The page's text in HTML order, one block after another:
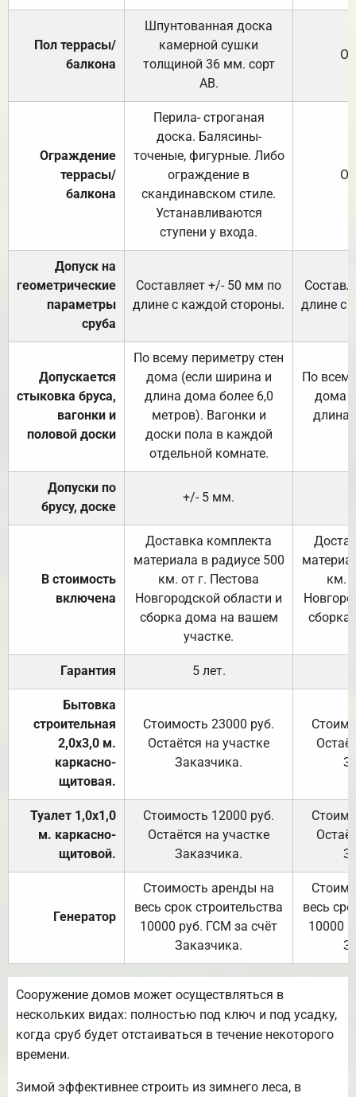
Пол террасы/
балкона
Шпунтованная доска
камерной сушки
толщиной 36 мм. сорт
АВ.
Ограждение
террасы/
балкона
Перила- строганая
доска. Балясины-
точеные, фигурные. Либо
ограждение в
скандинавском стиле.
Устанавливаются
ступени у входа.
Допуск на
геометрические
параметры
сруба
Составляет +/- 50 мм по
длине с каждой стороны.
длине с
Допускается
стыковка бруса,
вагонки и
половой доски
По всему периметру стен
дома (если ширина и
длина дома более 6,0
метров). Вагонки и
доски пола в каждой
отдельной комнате.
По
дома
длина
Допуски по
брусу, доске
+/- 5 мм.
В стоимость
включена
Доставка комплекта
материала в радиусе 500
км. от г. Пестова
Новгородской области и
сборка дома на вашем
участке.
км.
Гарантия 5 лет.
Бытовка
строительная
2,0х3,0 м.
каркасно-
щитовая.
Стоимость 23000 руб.
Остаётся на участке
Заказчика.
Туалет 1,0х1,0
м. каркасно-
щитовой.
Стоимость 12000 руб.
Остаётся на участке
Заказчика.
Генератор
Стоимость аренды на
весь срок строительства
10000 руб. ГСМ за счёт
Заказчика.
весь
10000
Сооружение домов может осуществляться в
нескольких видах: полностью под ключ и под усадку,
когда сруб будет отстаиваться в течение некоторого
времени.
Зимой эффективнее строить из зимнего леса, в